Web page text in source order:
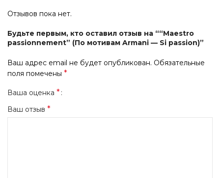
Отзывов пока нет.
Будьте первым, кто оставил отзыв на ““Maestro
passionnement” (По мотивам Armani — Si passion)”
Ваш адрес email не будет опубликован. Обязательные
поля помечены *
Ваша оценка *
Ваш отзыв *